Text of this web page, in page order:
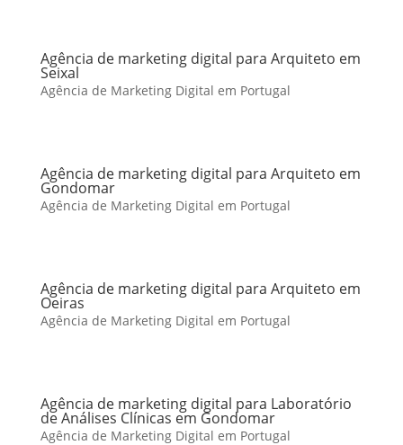
Agência de marketing digital para Arquiteto em
Seixal
Agência de Marketing Digital em Portugal
Agência de marketing digital para Arquiteto em
Gondomar
Agência de Marketing Digital em Portugal
Agência de marketing digital para Arquiteto em
Oeiras
Agência de Marketing Digital em Portugal
Agência de marketing digital para Laboratório
de Análises Clínicas em Gondomar
Agência de Marketing Digital em Portugal